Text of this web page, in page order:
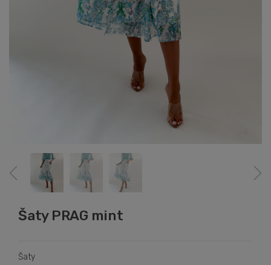
Šaty PRAG mint
Šaty